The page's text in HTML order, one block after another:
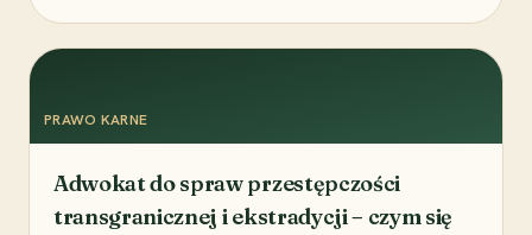
PRAWO KARNE
Adwokat do spraw przestępczości
transgranicznej i ekstradycji – czym się